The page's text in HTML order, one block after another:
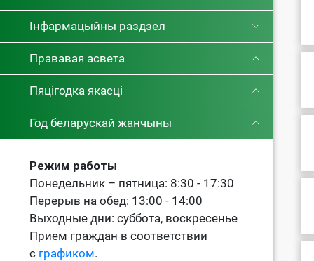
Інфармацыйны раздзел
Прававая асвета
Пяцігодка якасці
Год беларускай жанчыны
Режим работы
Понедельник – пятница: 8:30 - 17:30
Перерыв на обед: 13:00 - 14:00
Выходные дни: суббота, воскресенье
Прием граждан в соответствии
с графиком.